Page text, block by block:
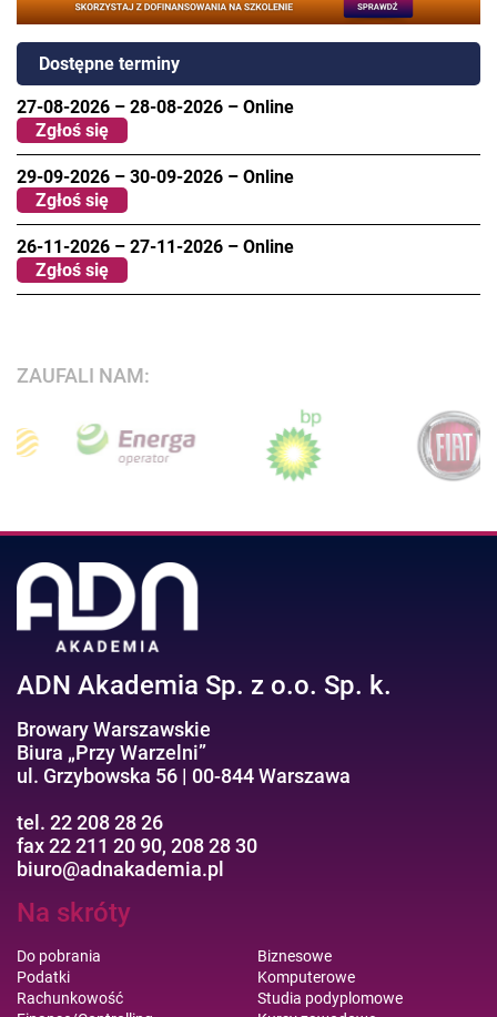
Dostępne terminy
27-08-2026 – 28-08-2026 – Online
Zgłoś się
29-09-2026 – 30-09-2026 – Online
Zgłoś się
26-11-2026 – 27-11-2026 – Online
Zgłoś się
ZAUFALI NAM:
ADN Akademia Sp. z o.o. Sp. k.
Browary Warszawskie
Biura „Przy Warzelni”
ul. Grzybowska 56 | 00-844 Warszawa
tel. 22 208 28 26
fax 22 211 20 90, 208 28 30
biuro@adnakademia.pl
Na skróty
Do pobrania
Podatki
Rachunkowość
Biznesowe
Komputerowe
Studia podyplomowe